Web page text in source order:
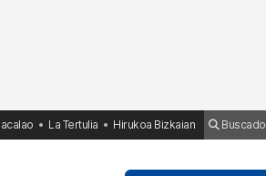
La Tertulia Hirukoa Bizkaian